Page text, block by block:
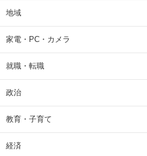
地域
家電・PC・カメラ
就職・転職
政治
教育・子育て
経済